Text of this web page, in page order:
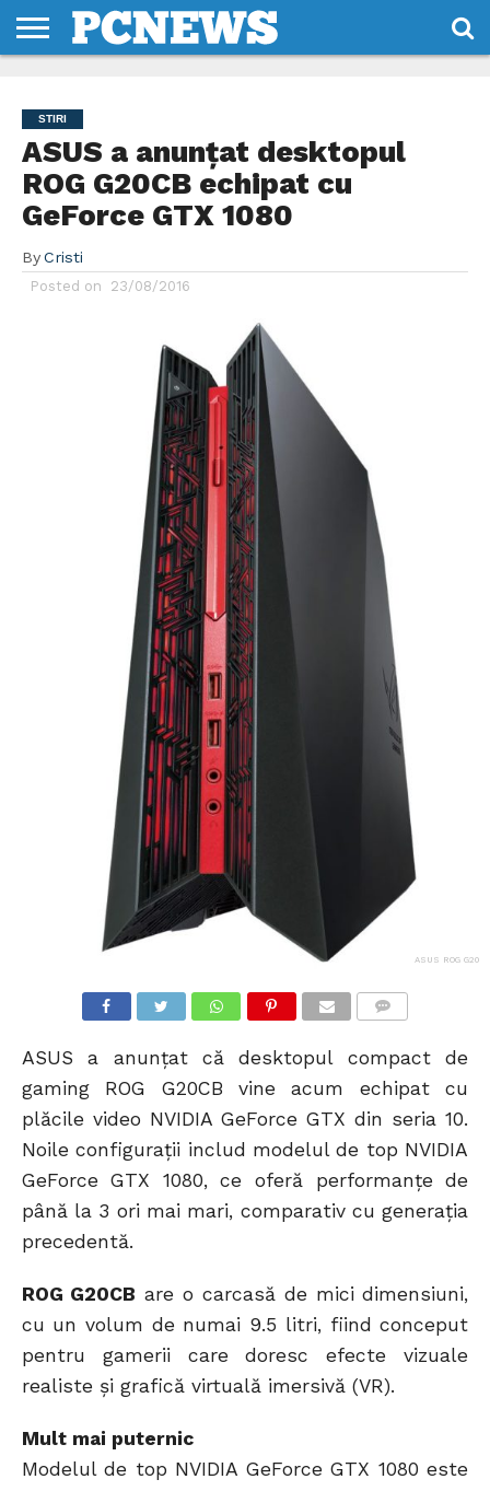
NOI
SI
CONDITII
STIRI
ASUS a anunțat desktopul
ROG G20CB echipat cu
GeForce GTX 1080
By Cristi
Posted on 23/08/2016
ASUS ROG G20
ASUS a anunțat că desktopul compact de
gaming ROG G20CB vine acum echipat cu
plăcile video NVIDIA GeForce GTX din seria 10.
Noile configurații includ modelul de top NVIDIA
GeForce GTX 1080, ce oferă performanțe de
până la 3 ori mai mari, comparativ cu generația
precedentă.
ROG G20CB are o carcasă de mici dimensiuni,
cu un volum de numai 9.5 litri, fiind conceput
pentru gamerii care doresc efecte vizuale
realiste și grafică virtuală imersivă (VR).
Mult mai puternic
Modelul de top NVIDIA GeForce GTX 1080 este